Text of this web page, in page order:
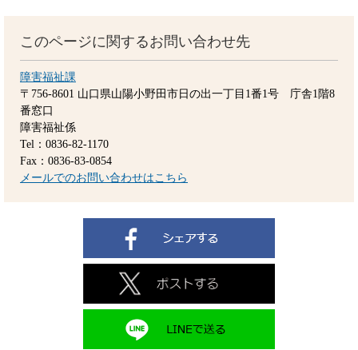
このページに関するお問い合わせ先
障害福祉課
〒756-8601 山口県山陽小野田市日の出一丁目1番1号 庁舎1階8
番窓口
障害福祉係
Tel：0836-82-1170
Fax：0836-83-0854
メールでのお問い合わせはこちら